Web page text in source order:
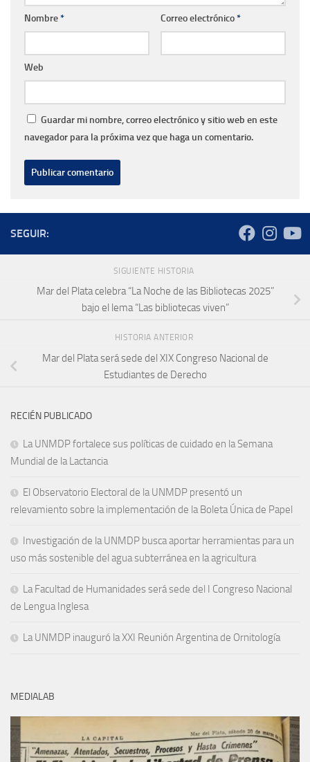
Nombre* Correo electrónico*
Web
Guardar mi nombre, correo electrónico y sitio web en este
navegador para la próxima vez que haga un comentario.
SEGUIR:
SIGUIENTE HISTORIA
Mar del Plata celebra “La Noche de las Bibliotecas 2025”
bajo el lema “Las bibliotecas viven”
HISTORIA ANTERIOR
Mar del Plata será sede del XIX Congreso Nacional de
Estudiantes de Derecho
RECIÉN PUBLICADO
La UNMDP fortalece sus políticas de cuidado en la Semana
Mundial de la Lactancia
El Observatorio Electoral de la UNMDP presentó un
relevamiento sobre la implementación de la Boleta Única de Papel
Investigación de la UNMDP busca aportar herramientas para un
uso más sostenible del agua subterránea en la agricultura
La Facultad de Humanidades será sede del I Congreso Nacional
de Lengua Inglesa
La UNMDP inauguró la XXI Reunión Argentina de Ornitología
MEDIALAB